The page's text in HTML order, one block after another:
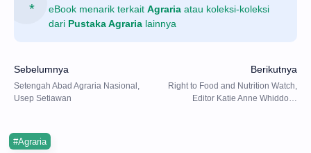
eBook menarik terkait Agraria atau koleksi-koleksi
dari Pustaka Agraria lainnya
#Agraria